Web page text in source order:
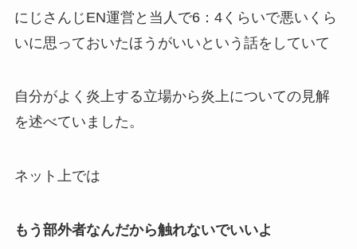
にじさんじEN運営と当人で6：4くらいで悪いくら
いに思っておいたほうがいいという話をしていて
自分がよく炎上する立場から炎上についての見解
を述べていました。
ネット上では
もう部外者なんだから触れないでいいよ